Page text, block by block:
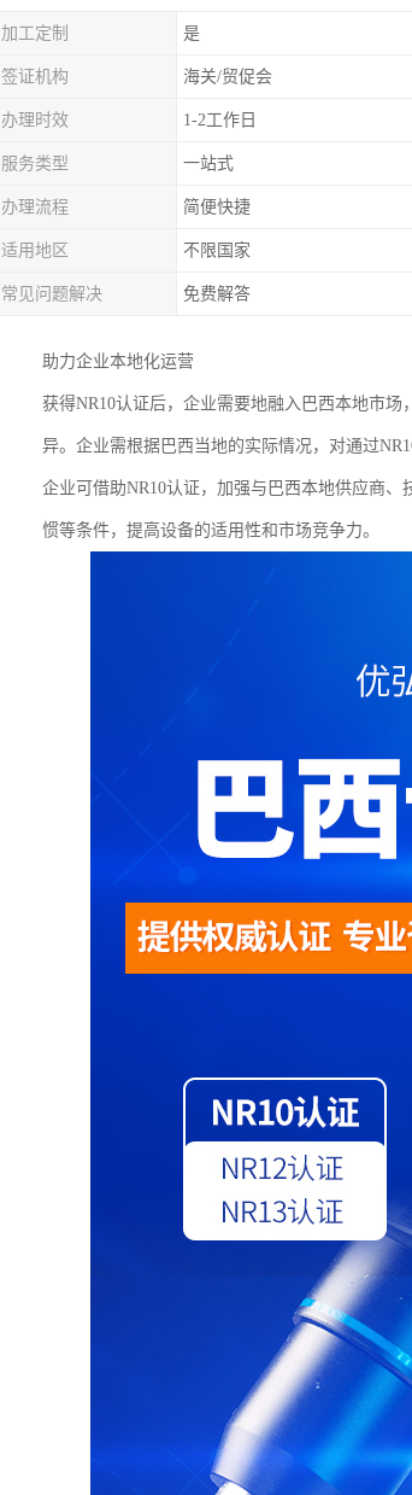
加工定制 是
签证机构 海关/贸促会
办理时效 1-2工作日
服务类型 一站式
办理流程 简便快捷
适用地区 不限国家
常见问题解决 免费解答
助力企业本地化运营
获得NR10认证后，企业需要地融入巴西本地市
异。企业需根据巴西当地的实际情况，对通过
企业可借助NR10认证，加强与巴西本地供应商
惯等条件，提高设备的适用性和市场竞争力。